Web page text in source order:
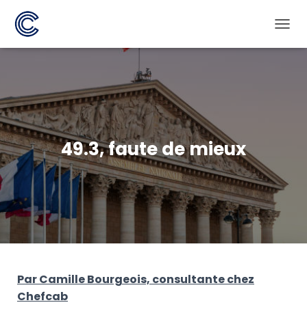
É
V
I
I
49.3, faute de mieux
ParCamille Bourgeois, consultante chez
Chefcab